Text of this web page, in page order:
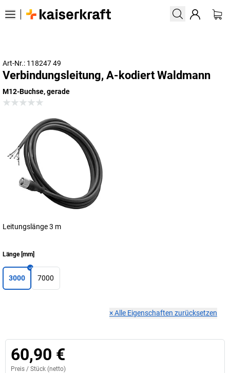
Art-Nr.: 118247 49
Verbindungsleitung, A-kodiert Waldmann
M12-Buchse, gerade
Leitungslänge 3 m
Länge[mm]
3000 7000
×Alle Eigenschaften zurücksetzen
60,90 €
Preis / Stück (netto)